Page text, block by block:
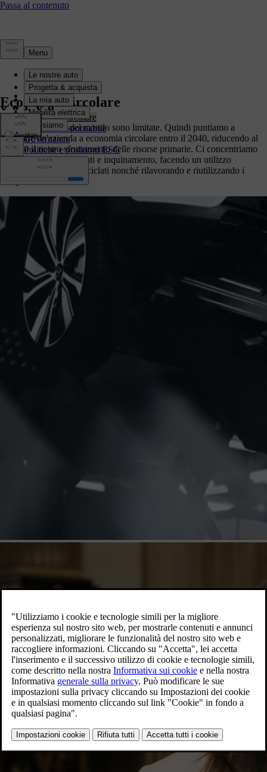
Sostenibilità
Panoramica
Azione climatica
Economia circolare
Business responsabile
Governance
Politiche e posizioni ESG
Economia circolare
Le risorse naturali del mondo sono limitate. Quindi puntiamo a
diventare un'azienda a economia circolare entro il 2040, riducendo al
minimo il nostro sfruttamento delle risorse primarie. Ci concentriamo
sull'eliminazione di rifiuti e inquinamento, facendo un utilizzo
maggiore di materiali riciclati nonché rilavorando e riutilizzando i